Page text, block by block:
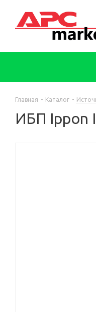
Главная - Каталог -
ИБП Ippon